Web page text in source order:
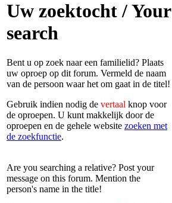
Uw zoektocht / Your
search
Bent u op zoek naar een familielid? Plaats
uw oproep op dit forum. Vermeld de naam
van de persoon waar het om gaat in de titel!
Gebruik indien nodig de vertaal knop voor
de oproepen. U kunt makkelijk door de
oproepen en de gehele website zoeken met
de zoekfunctie.
Are you searching a relative? Post your
message on this forum. Mention the
person's name in the title!